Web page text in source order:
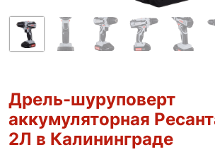
Дрель-шуруповерт
аккумуляторная
2Л в Калининграде